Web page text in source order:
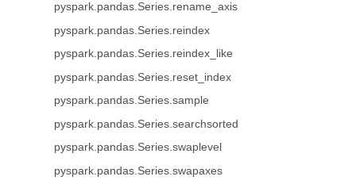
pyspark.pandas.Series.rename_axis
pyspark.pandas.Series.reindex
pyspark.pandas.Series.reindex_like
pyspark.pandas.Series.reset_index
pyspark.pandas.Series.sample
pyspark.pandas.Series.searchsorted
pyspark.pandas.Series.swaplevel
pyspark.pandas.Series.swapaxes